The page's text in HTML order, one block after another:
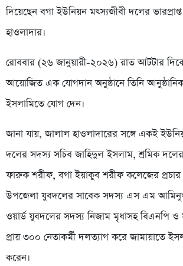
দিয়েছেন বগা ইউনিয়ন মৎস্যজীবী দলের
হাওলাদার।
রোববার (২৬ জানুয়ারী-২০২৬) রাত আটটার
আয়োজিত এক যোগদান অনুষ্ঠানে তিনি
ইসলামিতে যোগ দেন।
জানা যায়, জালাল হাওলাদারের সঙ্গে একই
দলের সদস্য সচিব জাহিদুল ইসলাম, শ্রমিক
ফারুক শরীফ, বগা ইয়াকুব শরীফ কলেজের প্রচার
উপজেলা যুবদলের সাবেক সদস্য এস এম
ওয়ার্ড যুবদলের সদস্য নিজাম মৃধাসহ বিএনপি
প্রায় ৩০০ নেতাকর্মী দলত্যাগ করে জামায়াতে
করেন।